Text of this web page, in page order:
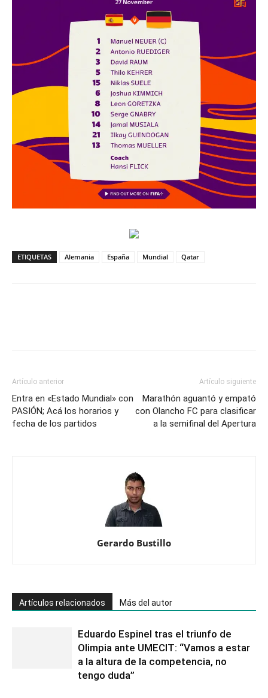
ETIQUETAS Alemania España Mundial Qatar
Artículo anterior
Entra en «Estado Mundial» con
PASIÓN; Acá los horarios y
fecha de los partidos
Artículo siguiente
Marathón aguantó y empató
con Olancho FC para clasificar
a la semifinal del Apertura
Gerardo Bustillo
Artículos relacionados Más del autor
Eduardo Espinel tras el triunfo de
Olimpia ante UMECIT: “Vamos a estar
a la altura de la competencia, no
tengo duda”